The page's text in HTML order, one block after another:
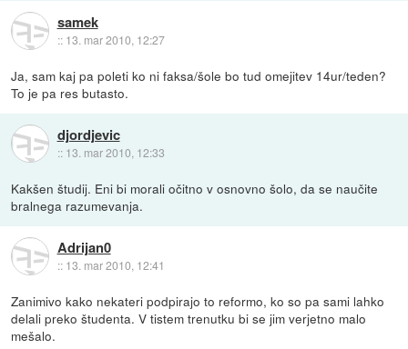
samek
:: 13. mar 2010, 12:27
Ja, sam kaj pa poleti ko ni faksa/šole bo tud omejitev 14ur/teden?
To je pa res butasto.
djordjevic
:: 13. mar 2010, 12:33
Kakšen študij. Eni bi morali očitno v osnovno šolo, da se naučite
bralnega razumevanja.
Adrijan0
:: 13. mar 2010, 12:41
Zanimivo kako nekateri podpirajo to reformo, ko so pa sami lahko
delali preko študenta. V tistem trenutku bi se jim verjetno malo
mešalo.